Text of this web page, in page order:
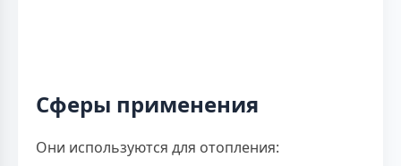
Сферы применения
Они используются для отопления: